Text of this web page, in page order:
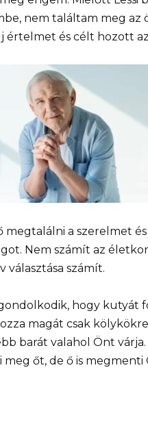
nem találtam meg az
értelmet és célt hozott
megtalálni a szerelmet és
Nem számít az
választása számít.
hogy kutyát
magát csak
barát valahol Önt
meg őt, de ő is megmenti